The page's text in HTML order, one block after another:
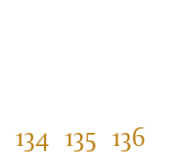
134 135 136